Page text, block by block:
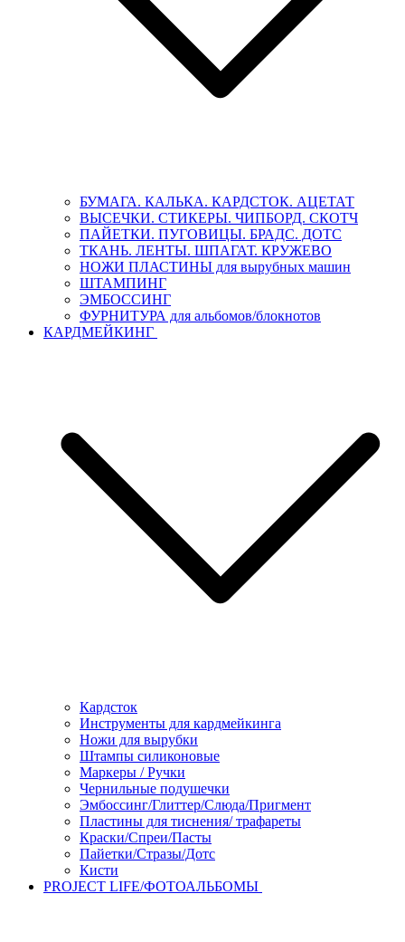
БУМАГА. КАЛЬКА. КАРДСТОК. АЦЕТАТ
ВЫСЕЧКИ. СТИКЕРЫ. ЧИПБОРД. СКОТЧ
ПАЙЕТКИ. ПУГОВИЦЫ. БРАДС. ДОТС
ТКАНЬ. ЛЕНТЫ. ШПАГАТ. КРУЖЕВО
НОЖИ ПЛАСТИНЫ для вырубных машин
ШТАМПИНГ
ЭМБОССИНГ
ФУРНИТУРА для альбомов/блокнотов
КАРДМЕЙКИНГ
Кардсток
Инструменты для кардмейкинга
Ножи для вырубки
Штампы силиконовые
Маркеры / Ручки
Чернильные подушечки
Эмбоссинг/Глиттер/Слюда/Пригмент
Пластины для тиснения/ трафареты
Краски/Спреи/Пасты
Пайетки/Стразы/Дотс
Кисти
PROJECT LIFE/ФОТОАЛЬБОМЫ